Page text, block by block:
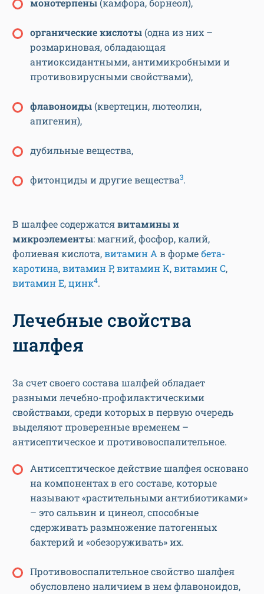
монотерпены (камфора, борнеол),
органические кислоты (одна из них –
розмариновая, обладающая
антиоксидантными, антимикробными и
противовирусными свойствами),
флавоноиды (квертецин, лютеолин,
апигенин),
дубильные вещества,
фитонциды и другие вещества3.
В шалфее содержатсявитамины и
микроэлементы: магний, фосфор, калий,
фолиевая кислота,витамин Aв формебета-
каротина,витамин P,витамин K,витамин C,
витамин E,цинк4.
Лечебные свойства
шалфея
За счет своего состава шалфей обладает
разными лечебно-профилактическими
свойствами, среди которых в первую очередь
выделяют проверенные временем –
антисептическое и противовоспалительное.
Антисептическое действие шалфея основано
на компонентах в его составе, которые
называют «растительными антибиотиками»
– это сальвин и цинеол, способные
сдерживать размножение патогенных
бактерий и «обезоруживать» их.
Противовоспалительное свойство шалфея
обусловлено наличием в нем флавоноидов,